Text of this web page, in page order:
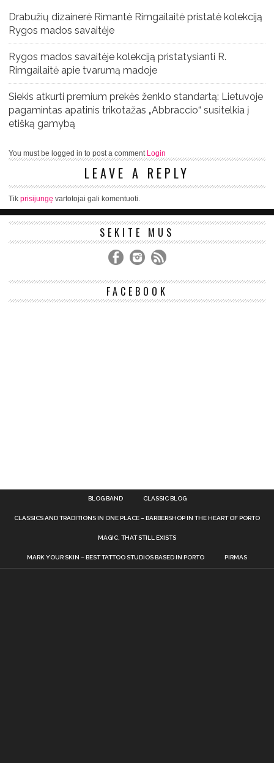
Drabužių dizainerė Rimantė Rimgailaitė pristatė kolekciją
Rygos mados savaitėje
Rygos mados savaitėje kolekciją pristatysianti R.
Rimgailaitė apie tvarumą madoje
Siekis atkurti premium prekės ženklo standartą: Lietuvoje
pagamintas apatinis trikotažas „Abbraccio“ susitelkia į
etišką gamybą
You must be logged in to post a comment Login
LEAVE A REPLY
Tik prisijungę vartotojai gali komentuoti.
SEKITE MUS
FACEBOOK
BLOG BAND CLASSIC BLOG
CLASSICS AND TRADITIONS IN ONE PLACE – BARBERSHOP IN THE HEART OF PORTO
MAGIC, THAT STILL EXISTS
MARK YOUR SKIN – BEST TATTOO STUDIOS BASED IN PORTO PIRMAS